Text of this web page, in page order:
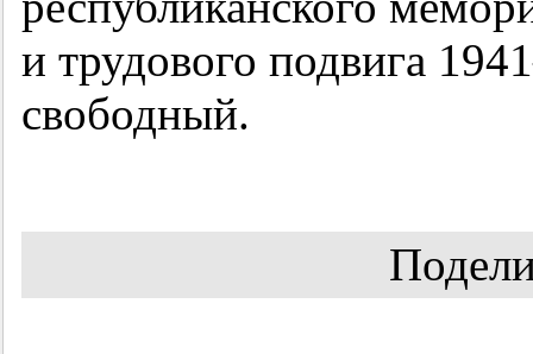
и трудового подвига
свободный.